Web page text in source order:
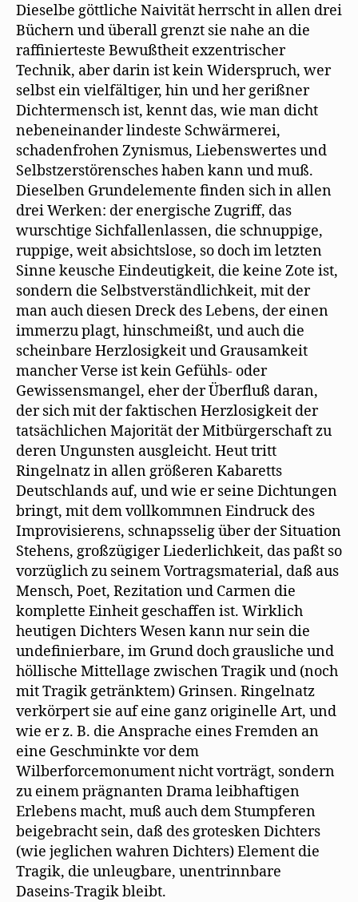
Dieselbe göttliche Naivität herrscht in allen drei
Büchern und überall grenzt sie nahe an die
raffinierteste Bewußtheit exzentrischer
Technik, aber darin ist kein Widerspruch, wer
selbst ein vielfältiger, hin und her gerißner
Dichtermensch ist, kennt das, wie man dicht
nebeneinander lindeste Schwärmerei,
schadenfrohen Zynismus, Liebenswertes und
Selbstzerstörensches haben kann und muß.
Dieselben Grundelemente finden sich in allen
drei Werken: der energische Zugriff, das
wurschtige Sichfallenlassen, die schnuppige,
ruppige, weit absichtslose, so doch im letzten
Sinne keusche Eindeutigkeit, die keine Zote ist,
sondern die Selbstverständlichkeit, mit der
man auch diesen Dreck des Lebens, der einen
immerzu plagt, hinschmeißt, und auch die
scheinbare Herzlosigkeit und Grausamkeit
mancher Verse ist kein Gefühls- oder
Gewissensmangel, eher der Überfluß daran,
der sich mit der faktischen Herzlosigkeit der
tatsächlichen Majorität der Mitbürgerschaft zu
deren Ungunsten ausgleicht. Heut tritt
Ringelnatz in allen größeren Kabaretts
Deutschlands auf, und wie er seine Dichtungen
bringt, mit dem vollkommnen Eindruck des
Improvisierens, schnapsselig über der Situation
Stehens, großzügiger Liederlichkeit, das paßt so
vorzüglich zu seinem Vortragsmaterial, daß aus
Mensch, Poet, Rezitation und Carmen die
komplette Einheit geschaffen ist. Wirklich
heutigen Dichters Wesen kann nur sein die
undefinierbare, im Grund doch grausliche und
höllische Mittellage zwischen Tragik und (noch
mit Tragik getränktem) Grinsen. Ringelnatz
verkörpert sie auf eine ganz originelle Art, und
wie er z. B. die Ansprache eines Fremden an
eine Geschminkte vor dem
Wilberforcemonument nicht vorträgt, sondern
zu einem prägnanten Drama leibhaftigen
Erlebens macht, muß auch dem Stumpferen
beigebracht sein, daß des grotesken Dichters
(wie jeglichen wahren Dichters) Element die
Tragik, die unleugbare, unentrinnbare
Daseins-Tragik bleibt.